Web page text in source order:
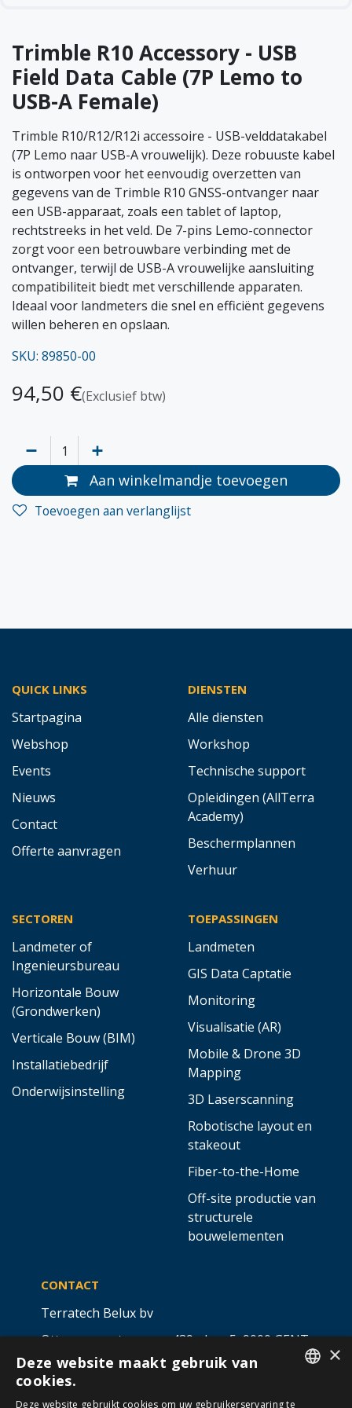
Trimble R10 Accessory - USB
Field Data Cable (7P Lemo to
USB-A Female)
Trimble R10/R12/R12i accessoire - USB-velddatakabel
(7P Lemo naar USB-A vrouwelijk). Deze robuuste kabel
is ontworpen voor het eenvoudig overzetten van
gegevens van de Trimble R10 GNSS-ontvanger naar
een USB-apparaat, zoals een tablet of laptop,
rechtstreeks in het veld. De 7-pins Lemo-connector
zorgt voor een betrouwbare verbinding met de
ontvanger, terwijl de USB-A vrouwelijke aansluiting
compatibiliteit biedt met verschillende apparaten.
Ideaal voor landmeters die snel en efficiënt gegevens
willen beheren en opslaan.
SKU: 89850-00
94,50 €(Exclusief btw)
Aan winkelmandje toevoegen
Toevoegen aan verlanglijst
QUICK LINKS
Startpagina
Webshop
Events
Nieuws
Contact
Offerte aanvragen
DIENSTEN
Alle diensten
Workshop
Technische support
Opleidingen (AllTerra
Academy)
Beschermplannen
Verhuur
SECTOREN
Landmeter of
Ingenieursbureau
Horizontale Bouw
(Grondwerken)
Verticale Bouw (BIM)
Installatiebedrijf
Onderwijsinstelling
TOEPASSINGEN
Landmeten
GIS Data Captatie
Monitoring
Visualisatie (AR)
Mobile & Drone 3D
Mapping
3D Laserscanning
Robotische layout en
stakeout
Fiber-to-the-Home
Off-site productie van
structurele
bouwelementen
CONTACT
Terratech Belux bv
Ottergemsesteenweg 439 - bus 5,9000 GENT
info@allterra-belux.com+32 9 430 25 30
BE1009.467.122
×
Deze website maakt gebruik van
cookies.
Deze website gebruikt cookies om uw gebruikerservaring te